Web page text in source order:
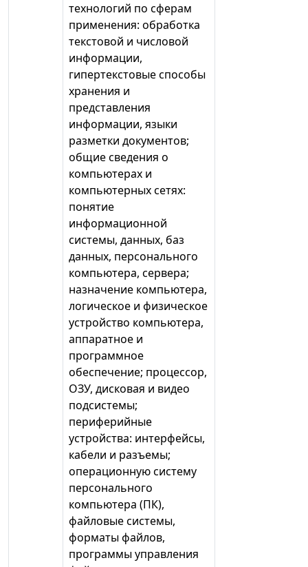
технологий по сферам
применения: обработка
текстовой и числовой
информации,
гипертекстовые способы
хранения и
представления
информации, языки
разметки документов;
общие сведения о
компьютерах и
компьютерных сетях:
понятие
информационной
системы, данных, баз
данных, персонального
компьютера, сервера;
назначение компьютера,
логическое и физическое
устройство компьютера,
аппаратное и
программное
обеспечение; процессор,
ОЗУ, дисковая и видео
подсистемы;
периферийные
устройства: интерфейсы,
кабели и разъемы;
операционную систему
персонального
компьютера (ПК),
файловые системы,
форматы файлов,
программы управления